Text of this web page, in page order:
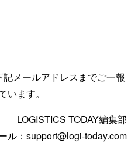
メールアドレスまでご一報
ます。
LOGISTICS TODAY編集部
ル：support@logi-today.com